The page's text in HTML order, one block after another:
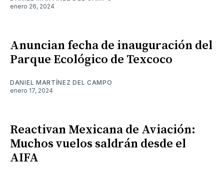
enero 26, 2024
Anuncian fecha de inauguración del
Parque Ecológico de Texcoco
DANIEL MARTÍNEZ DEL CAMPO
enero 17, 2024
Reactivan Mexicana de Aviación:
Muchos vuelos saldrán desde el
AIFA